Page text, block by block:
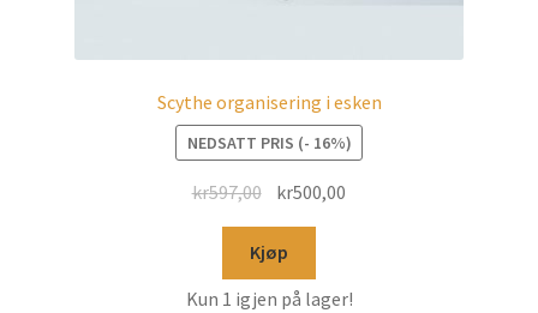
Scythe organisering i esken
NEDSATT PRIS (- 16%)
kr597,00 kr500,00
Kjøp
Kun 1 igjen på lager!